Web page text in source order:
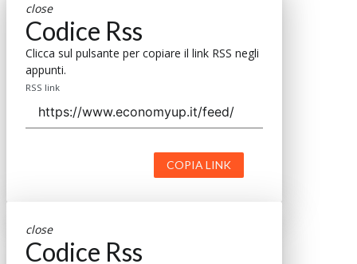
close
Codice Rss
Clicca sul pulsante per copiare il link RSS negli
appunti.
RSS link
COPIA LINK
close
Codice Rss